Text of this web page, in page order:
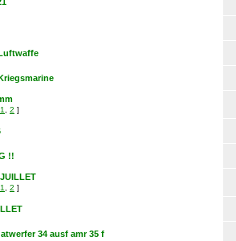
1 2 ]
!!
1 2 ]
34 ausf amr 35 f